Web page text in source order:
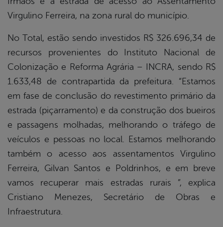
Virgulino Ferreira, na zona rural do município.
No Total, estão sendo investidos R$ 326.696,34 de
recursos provenientes do Instituto Nacional de
Colonização e Reforma Agrária – INCRA, sendo R$
1.633,48 de contrapartida da prefeitura. “Estamos
em fase de conclusão do revestimento primário da
estrada (piçarramento) e da construção dos bueiros
e passagens molhadas, melhorando o tráfego de
veículos e pessoas no local. Estamos melhorando
também o acesso aos assentamentos Virgulino
Ferreira, Gilvan Santos e Poldrinhos, e em breve
vamos recuperar mais estradas rurais ”, explica
Cristiano Menezes, Secretário de Obras e
Infraestrutura.